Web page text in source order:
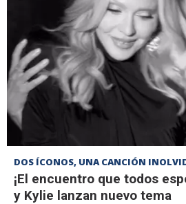
DOS ÍCONOS, UNA CANCIÓN
¡El encuentro que todos
y Kylie lanzan nuevo tema